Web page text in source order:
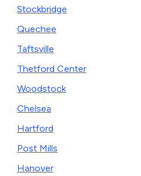
Stockbridge
Quechee
Taftsville
Thetford Center
Woodstock
Chelsea
Hartford
Post Mills
Hanover